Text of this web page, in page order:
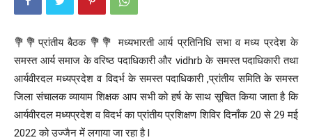
💐💐प्रांतीय बैठक 💐💐 मध्यभारती आर्य प्रतिनिधि सभा व मध्य प्रदेश के
समस्त आर्य समाज के वरिष्ठ पदाधिकारी और vidhrb के समस्त पदाधिकारी तथा
आर्यवीरदल मध्यप्रदेश व विदर्भ के समस्त पदाधिकारी ,प्रांतीय समिति के समस्त
जिला संचालक व्यायाम शिक्षक आप सभी को हर्ष के साथ सूचित किया जाता है कि
आर्यवीरदल मध्यप्रदेश व विदर्भ का प्रांतीय प्रशिक्षण शिविर दिनाँक 20 से 29 मई
2022 को उज्जैन में लगाया जा रहा है l